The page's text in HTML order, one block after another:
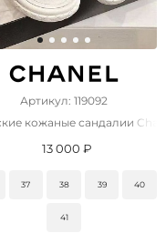
цвета
Артикул: 119092
кожаные сандалии
13 000 ₽
37 38 39 40
41